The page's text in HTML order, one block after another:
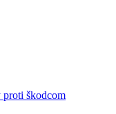
proti škodcom